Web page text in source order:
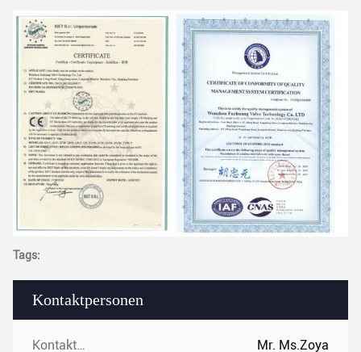
Kontaktpersonen
Kontaktpersonen: Mr. Ms.Zoya
Tags: